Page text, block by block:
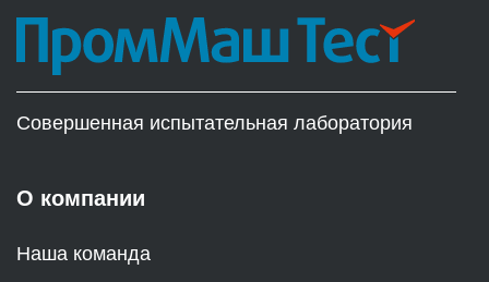
Совершенная испытательная лаборатория
О компании
Наша команда